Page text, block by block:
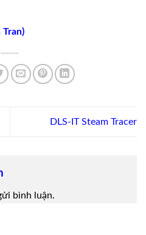
Tran)
DLS-IT Steam Tracer
bình luận.